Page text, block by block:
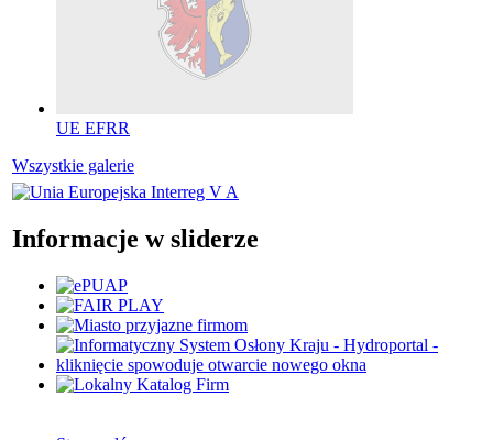
UE EFRR
Wszystkie galerie
Informacje w sliderze